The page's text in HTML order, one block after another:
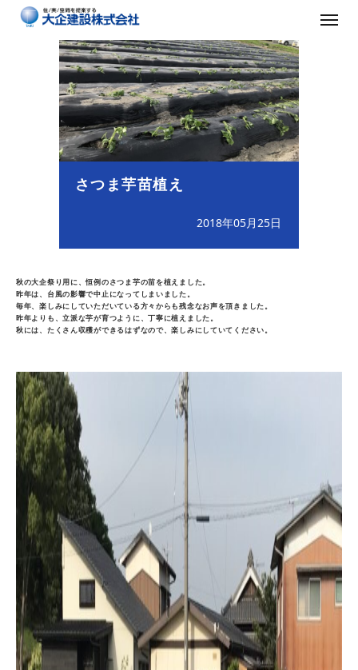
さつま芋苗植え
2018年05月25日
秋の大企祭り用に、恒例のさつま芋の苗を植えました。
昨年は、台風の影響で中止になってしまいました。
毎年、楽しみにしていただいている方々からも残念なお声を頂きました。
昨年よりも、立派な芋が育つように、丁寧に植えました。
秋には、たくさん収穫ができるはずなので、楽しみにしていてください。